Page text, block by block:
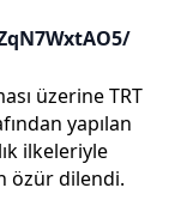
üzerine TRT
yapılan
ilkeleriyle
özür dilendi.